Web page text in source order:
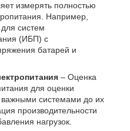
измерять полностью
Например,
систем
(ИБП) с
батарей и
– Оценка
для оценки
важными системами до их
производительности
нагрузок.